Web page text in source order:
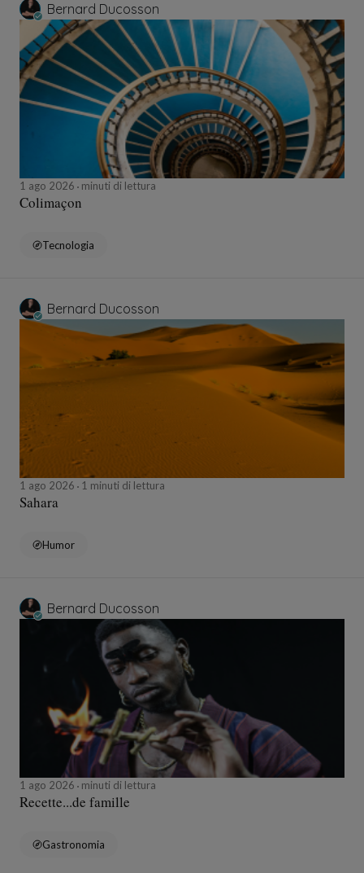
Bernard Ducosson
1 ago 2026 minuti di lettura
Colimaçon
Tecnologia
Bernard Ducosson
1 ago 2026 1 minuti di lettura
Sahara
Humor
Bernard Ducosson
1 ago 2026 minuti di lettura
Recette...de famille
Gastronomia